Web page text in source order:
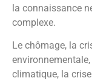
la connaissance
complexe.
Le chômage, la
climatique, la